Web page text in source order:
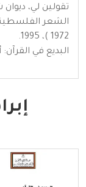
تقولين لي،
1972 )، 1995.
البديع في القرآن: